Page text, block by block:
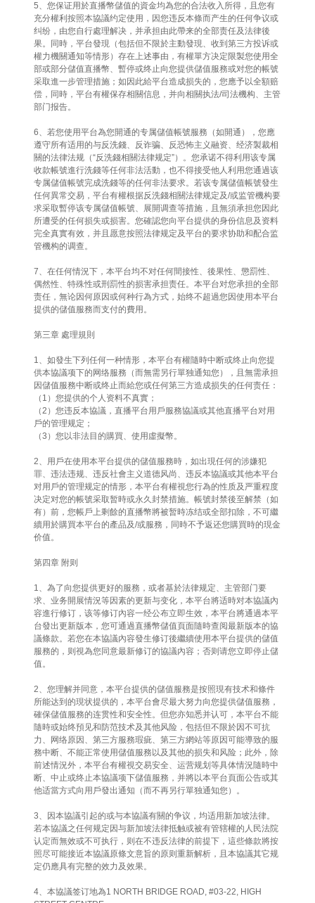
5、您保证用於直播幣儲值的資金均為您的合法收入所得，且您有
充分權利按照本協議约定使用，因您违反本條而产生的任何争议或
纠纷，由您自行處理解决，并承担由此帶来的全部责任及法律後
果。同時，平台發現（包括但不限於主動發現、收到第三方投诉或
權力機關通知等情形）存在上述事由，有權單方决定限製您使用全
部或部分儲值直播幣、暫停或终止向您提供儲值服務或对您的帳號
采取進一步管理措施；如因此給平台造成损失的，您應予以全額赔
偿，同時，平台有權保存相關信息，并向相關执法/司法機构、主管
部门报告。
6、若您使用平台為您開通的专属儲值帳號服務（如開通），您應
遵守所有适用的与反洗錢、反诈骗、反恐怖主义融资、经济製裁相
關的法律法规（“反洗錢相關法律规定”）。您承诺不得利用该专属
收款帳號進行洗錢等任何非法活動，也不得接受他人利用您通過该
专属儲值帳號完成洗錢等的任何非法要求。若该专属儲值帳號發生
任何異常交易，平台有權根据反洗錢相關法律规定及/或监管機构要
求采取暫停该专属儲值帳號、展開调查等措施，且無須承担您因此
所遭受的任何损失或损害。您確認您向平台提供的身份信息及资料
完全真實有效，并且愿意按照法律规定及平台的要求协助和配合监
管機构的调查。
7、在任何情況下，本平台均不对任何間接性、後果性、懲罰性、
偶然性、特殊性或刑罰性的损害承担责任。本平台对您承担的全部
责任，無论因何原因或何种行為方式，始终不超過您因使用本平台
提供的儲值服務而支付的費用。
第三章 處理規則
1、如發生下列任何一种情形，本平台有權隨時中断或终止向您提
供本協議项下的网络服務（而無需另行單独通知您），且無需承担
因儲值服務中断或终止而給您或任何第三方造成损失的任何责任：
（1）您提供的个人资料不真實；
（2）您违反本協議，直播平台用戶服務協議或其他直播平台对用
戶的管理规定；
（3）您以非法目的購買、使用虛擬幣。
2、用戶在使用本平台提供的儲值服務時，如出現任何的涉嫌犯
罪、违法违规、违反社會主义道德风尚、违反本協議或其他本平台
对用戶的管理规定的情形，本平台有權視您行為的性质及严重程度
决定对您的帳號采取暂時或永久封禁措施。帳號封禁後至解禁（如
有）前，您帳戶上剩餘的直播幣將被暂時冻结或全部扣除，不可繼
續用於購買本平台的產品及/或服務，同時不予返还您購買時的現金
价值。
第四章 附则
1、為了向您提供更好的服務，或者基於法律规定、主管部门要
求、业务開展情況等因素的更新与变化，本平台將适時对本協議內
容進行修订，该等修订內容一经公布立即生效，本平台將通過本平
台發出更新版本，您可通過直播幣儲值頁面隨時查阅最新版本的協
議條款。若您在本協議內容發生修订後繼續使用本平台提供的儲值
服務的，则視為您同意最新修订的協議內容；否则请您立即停止儲
值。
2、您理解并同意，本平台提供的儲值服務是按照現有技术和條件
所能达到的現状提供的，本平台會尽最大努力向您提供儲值服務，
確保儲值服務的连贯性和安全性。但您亦知悉并认可，本平台不能
隨時或始终預见和防范技术及其他风险，包括但不限於因不可抗
力、网络原因、第三方服務瑕疵、第三方網站等原因可能導致的服
務中断、不能正常使用儲值服務以及其他的损失和风险；此外，除
前述情況外，本平台有權視交易安全、运营规划等具体情況隨時中
断、中止或终止本協議项下儲值服務，并將以本平台頁面公告或其
他适當方式向用戶發出通知（而不再另行單独通知您）。
3、因本協議引起的或与本協議有關的争议，均适用新加坡法律。
若本協議之任何规定因与新加坡法律抵触或被有管辖權的人民法院
认定而無效或不可执行，则在不违反法律的前提下，這些條款將按
照尽可能接近本協議原條文意旨的原则重新解析，且本協議其它规
定仍應具有完整的效力及效果。
4、本協議签订地為1 NORTH BRIDGE ROAD, #03-22, HIGH